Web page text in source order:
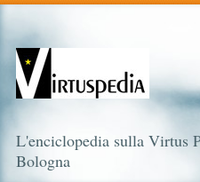
L'enciclopedia sulla Virtus
Bologna